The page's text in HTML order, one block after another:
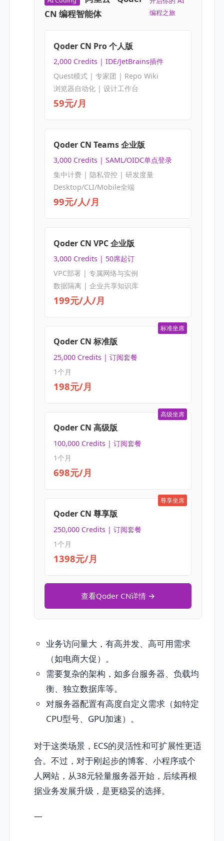
CN 编程智能体
编程之旅
Qoder CN Pro 个人版
2,000 Credits | IDE/JetBrains插件
Quest模式 | 专家团 | Repo Wiki
浏览器自动化 | 设计工作台
59元/月
Qoder CN Teams 企业版
3,000 Credits | SAML/OIDC单点登录
集中计费 | 隐私管控 | 研发度量
Desktop/CLI/Mobile全端
99元/人/月
Qoder CN VPC 企业版
3,000 Credits | 50席起订
VPC部署 | 专属网络与实例
数据隔离 | 企业共享知识库
199元/人/月
标准坐席
Qoder CN 标准版
25,000 Credits | 订阅套餐
1个月
198元/月
高级坐席
Qoder CN 高级版
100,000 Credits | 订阅套餐
1个月
698元/月
尊享坐席
Qoder CN 尊享版
250,000 Credits | 订阅套餐
1个月
1398元/月
查看Qoder CN详情 →
业务访问量大，有高并发、高可用需求
（如电商大促）。
需要复杂的架构，如多台服务器、负载均
衡、独立数据库等。
对服务器配置有高度自定义需求（如特定
CPU型号、GPU加速）。
对于这类场景，ECS的灵活性和可扩展性更适
合。不过，对于刚起步的博客、小程序或个
人网站，从38元轻量服务器开始，后续再根
据业务发展升级，是更稳妥的选择。
—